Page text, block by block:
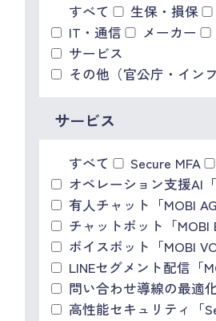
すべて 生保・損保
IT・通信
メーカー
サービス
その他（官公庁・インフ
サービス
すべて Secure MFA
オペレーション支援AI「
有人チャット「MOBI
チャットボット「MOBI
ボイスボット「MOBI
LINEセグメント配信「
問い合わせ導線の最適化
高性能セキュリティ「